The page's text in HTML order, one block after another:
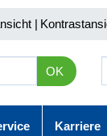
|
OK
Karriere